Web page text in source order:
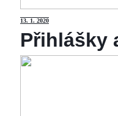
13. 1. 2020
Přihlášky